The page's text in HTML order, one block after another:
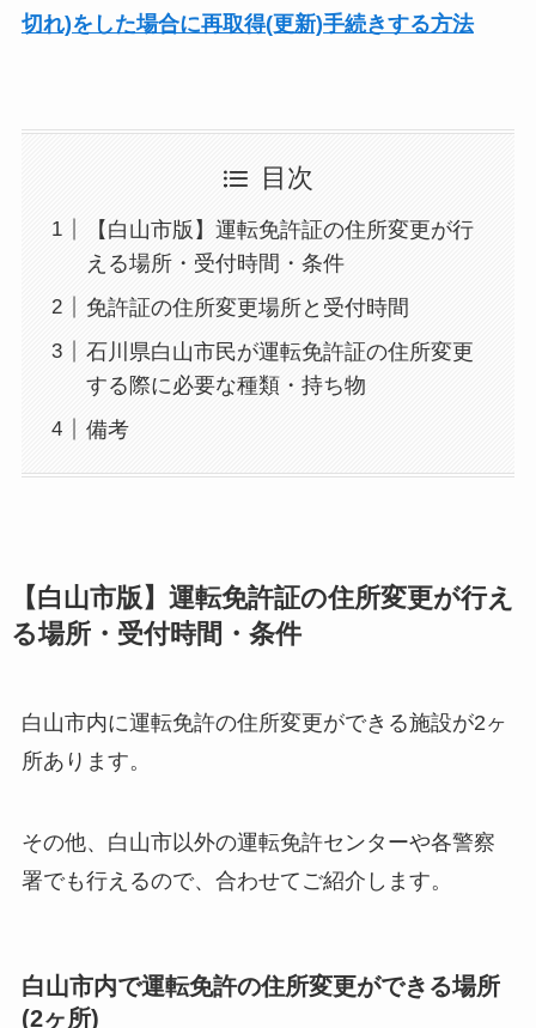
切れ)をした場合に再取得(更新)手続きする方法
目次
【白山市版】運転免許証の住所変更が行
える場所・受付時間・条件
免許証の住所変更場所と受付時間
石川県白山市民が運転免許証の住所変更
する際に必要な種類・持ち物
備考
【白山市版】運転免許証の住所変更が行え
る場所・受付時間・条件
白山市内に運転免許の住所変更ができる施設が2ヶ
所あります。
その他、白山市以外の運転免許センターや各警察
署でも行えるので、合わせてご紹介します。
白山市内で運転免許の住所変更ができる場所
(2ヶ所)